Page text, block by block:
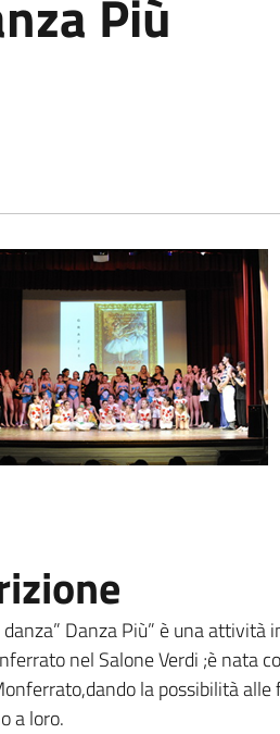
Più
danza” Danza Più” è una
nel Salone Verdi ;è nata
la possibilità
a loro.